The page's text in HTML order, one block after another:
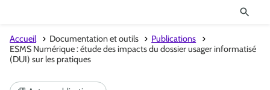
Accueil Documentation et outils
Publications
ESMS Numérique : étude des impacts du dossier usager informatisé
(DUI) sur les pratiques